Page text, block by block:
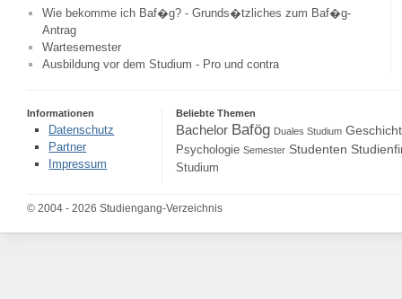
Wie bekomme ich Baf�g? - Grunds�tzliches zum Baf�g-
Antrag
Wartesemester
Ausbildung vor dem Studium - Pro und contra
Informationen
Datenschutz
Partner
Impressum
Beliebte Themen
Bachelor Bafög Duales Studium
Psychologie Semester Studenten
Studium
© 2004 - 2026 Studiengang-Verzeichnis